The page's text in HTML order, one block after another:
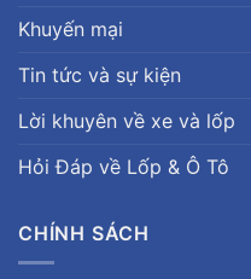
Khuyến mại
Tin tức và sự kiện
Lời khuyên về xe và lốp
Hỏi Đáp về Lốp & Ô Tô
CHÍNH SÁCH